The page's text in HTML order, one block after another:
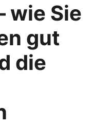
wie Sie
gut
die